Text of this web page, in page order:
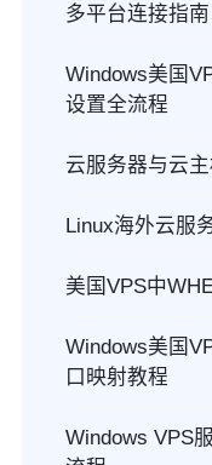
多平台连接指南
Windows美国
设置全流程
云服务器与云
Linux海外云服
美国VPS中
Windows美国
口映射教程
Windows VPS